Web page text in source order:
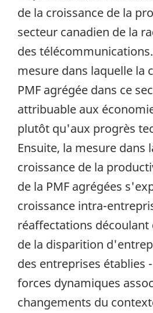
de la croissance de la
secteur canadien de la
des
mesure dans laquelle la
PMF agrégée dans ce
attribuable aux
plutôt qu'aux progrès
Ensuite, la mesure dans
croissance de la
de la PMF agrégées
croissance intra-
réaffectations découlant
de la disparition
des entreprises établies
forces dynamiques
changements du